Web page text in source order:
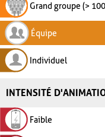
Grand groupe (>
Équipe
Individuel
INTENSITÉ
Faible